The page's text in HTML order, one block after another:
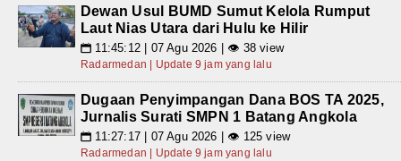
Dewan Usul BUMD Sumut Kelola Rumput
Laut Nias Utara dari Hulu ke Hilir
📅 11:45:12 | 07 Agu 2026 | 👁 38 view
Radarmedan | Update 9 jam yang lalu
Dugaan Penyimpangan Dana BOS TA 2025,
Jurnalis Surati SMPN 1 Batang Angkola
📅 11:27:17 | 07 Agu 2026 | 👁 125 view
Radarmedan | Update 9 jam yang lalu